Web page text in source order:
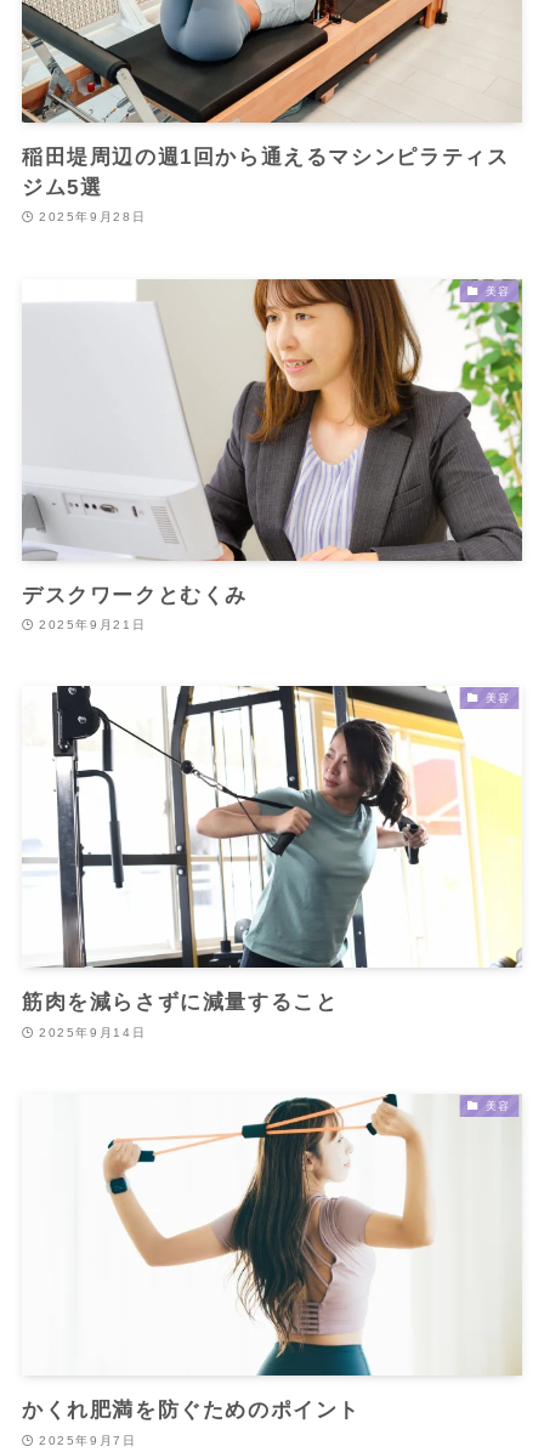
稲田堤周辺の週1回から通えるマシンピラティス
ジム5選
2025年9月28日
美容
デスクワークとむくみ
2025年9月21日
美容
筋肉を減らさずに減量すること
2025年9月14日
美容
かくれ肥満を防ぐためのポイント
2025年9月7日